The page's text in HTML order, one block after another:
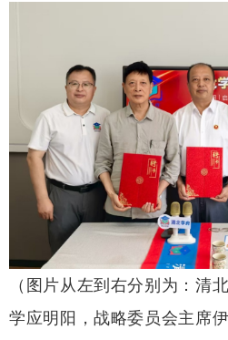
（图片从左到右分别为：清
学应明阳，战略委员会主席